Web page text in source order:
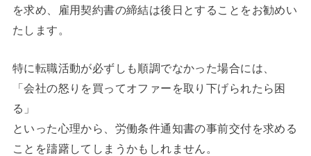
を求め、雇用契約書の締結は後日とすることをお勧めい
たします。
特に転職活動が必ずしも順調でなかった場合には、
「会社の怒りを買ってオファーを取り下げられたら困
る」
といった心理から、労働条件通知書の事前交付を求める
ことを躊躇してしまうかもしれません。